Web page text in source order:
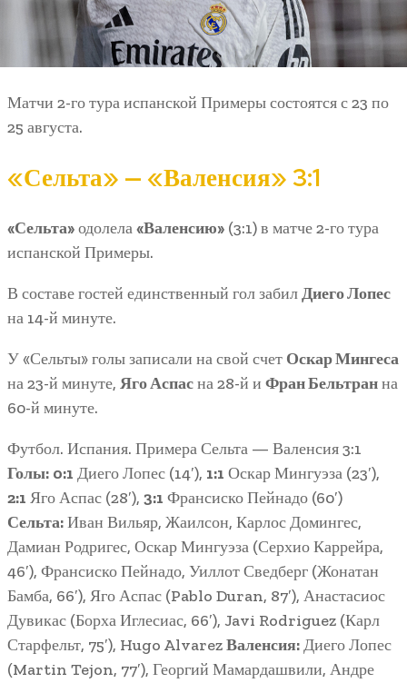
Матчи 2-го тура испанской Примеры состоятся с 23 по
25 августа.
«Сельта» — «Валенсия» 3:1
«Сельта»одолела«Валенсию» (3:1) в матче 2-го тура
испанской Примеры.
В составе гостей единственный гол забилДиего Лопес
на 14-й минуте.
У «Сельты» голы записали на свой счет Оскар Мингеса
на 23-й минуте, Яго Аспасна 28-й и Фран Бельтранна
60-й минуте.
Футбол. Испания. Примера Сельта — Валенсия 3:1
Голы: 0:1 Диего Лопес (14′), 1:1 Оскар Мингуэза (23′),
2:1 Яго Аспас (28′), 3:1 Франсиско Пейнадо (60′)
Сельта:Иван Вильяр, Жаилсон, Карлос Домингес,
Дамиан Родригес, Оскар Мингуэза (Серхио Каррейра,
46′), Франсиско Пейнадо, Уиллот Сведберг (Жонатан
Бамба, 66′), Яго Аспас (Pablo Duran, 87′), Анастасиос
Дувикас (Борха Иглесиас, 66′), Javi Rodriguez (Карл
Старфельт, 75′), Hugo AlvarezВаленсия:Диего Лопес
(Martin Tejon, 77′), Георгий Мамардашвили, Андре